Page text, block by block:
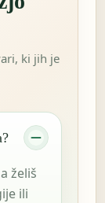
ki jih je
želiš
ili